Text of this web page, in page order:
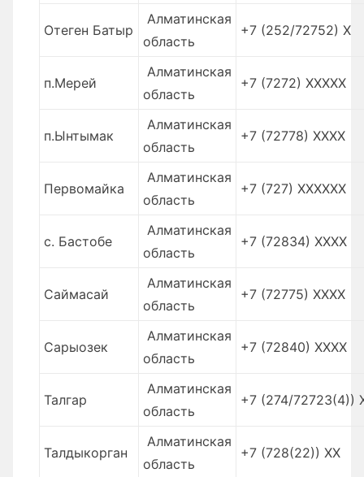
Отеген Батыр
Алматинская
область
+7 (252/72752) Х
п.Мерей
Алматинская
область
+7 (7272) XXXXX
п.Ынтымак
Алматинская
область
+7 (72778) XXXX
Первомайка
Алматинская
область
+7 (727) XXXXXX
с. Бастобе
Алматинская
область
+7 (72834) XXXX
Саймасай
Алматинская
область
+7 (72775) XXXX
Сарыозек
Алматинская
область
+7 (72840) XXXX
Талгар
Алматинская
область
+7 (274/72723(4))
Талдыкорган
Алматинская
область
+7 (728(22)) XX